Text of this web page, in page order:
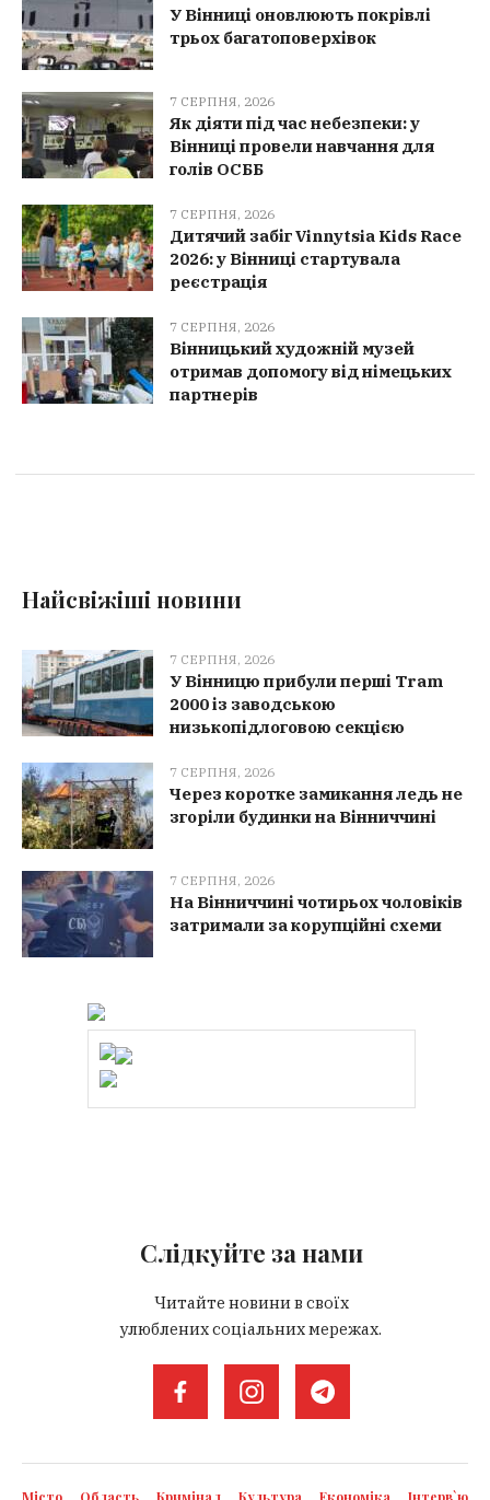
У Вінниці оновлюють покрівлі
трьох багатоповерхівок
7 СЕРПНЯ, 2026
Як діяти під час небезпеки: у
Вінниці провели навчання для
голів ОСББ
7 СЕРПНЯ, 2026
Дитячий забіг Vinnytsia Kids Race
2026: у Вінниці стартувала
реєстрація
7 СЕРПНЯ, 2026
Вінницький художній музей
отримав допомогу від німецьких
партнерів
Найсвіжіші новини
7 СЕРПНЯ, 2026
У Вінницю прибули перші Tram
2000 із заводською
низькопідлоговою секцією
7 СЕРПНЯ, 2026
Через коротке замикання ледь не
згоріли будинки на Вінниччині
7 СЕРПНЯ, 2026
На Вінниччині чотирьох чоловіків
затримали за корупційні схеми
Слідкуйте за нами
Читайте новини в своїх
улюблених соціальних мережах.